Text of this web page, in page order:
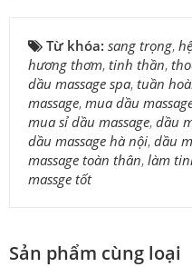
Từ khóa: sang trọng,
hương thơm, tinh thần,
dầu massage spa, tuần
massage, mua dầu
mua sỉ dầu massage, dầu
dầu massage hà nội, dầu
massage toàn thân, làm
massge tốt
Sản phẩm cùng loại